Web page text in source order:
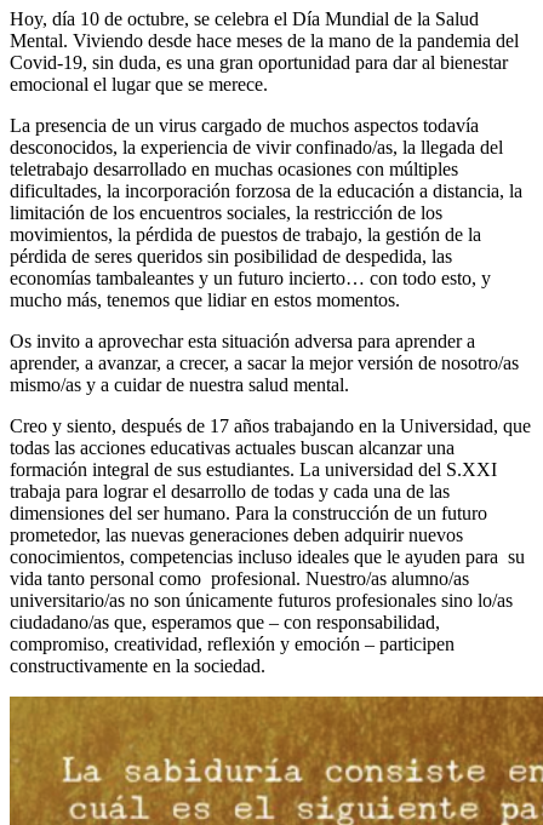
Hoy, día 10 de octubre, se celebra el Día Mundial de la Salud
Mental. Viviendo desde hace meses de la mano de la pandemia del
Covid-19, sin duda, es una gran oportunidad para dar al bienestar
emocional el lugar que se merece.
La presencia de un virus cargado de muchos aspectos todavía
desconocidos, la experiencia de vivir confinado/as, la llegada del
teletrabajo desarrollado en muchas ocasiones con múltiples
dificultades, la incorporación forzosa de la educación a distancia, la
limitación de los encuentros sociales, la restricción de los
movimientos, la pérdida de puestos de trabajo, la gestión de la
pérdida de seres queridos sin posibilidad de despedida, las
economías tambaleantes y un futuro incierto… con todo esto, y
mucho más, tenemos que lidiar en estos momentos.
Os invito a aprovechar esta situación adversa para aprender a
aprender, a avanzar, a crecer, a sacar la mejor versión de nosotro/as
mismo/as y a cuidar de nuestra salud mental.
Creo y siento, después de 17 años trabajando en la Universidad, que
todas las acciones educativas actuales buscan alcanzar una
formación integral de sus estudiantes. La universidad del S.XXI
trabaja para lograr el desarrollo de todas y cada una de las
dimensiones del ser humano. Para la construcción de un futuro
prometedor, las nuevas generaciones deben adquirir nuevos
conocimientos, competencias incluso ideales que le ayuden para su
vida tanto personal como profesional. Nuestro/as alumno/as
universitario/as no son únicamente futuros profesionales sino lo/as
ciudadano/as que, esperamos que – con responsabilidad,
compromiso, creatividad, reflexión y emoción – participen
constructivamente en la sociedad.